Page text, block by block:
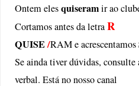
Ontem elesquiseramir ao
Cortamos antes da letraR
QUISE/RAM e acrescentamos
Se ainda tiver dúvidas, consulte
verbal. Está no nosso canal